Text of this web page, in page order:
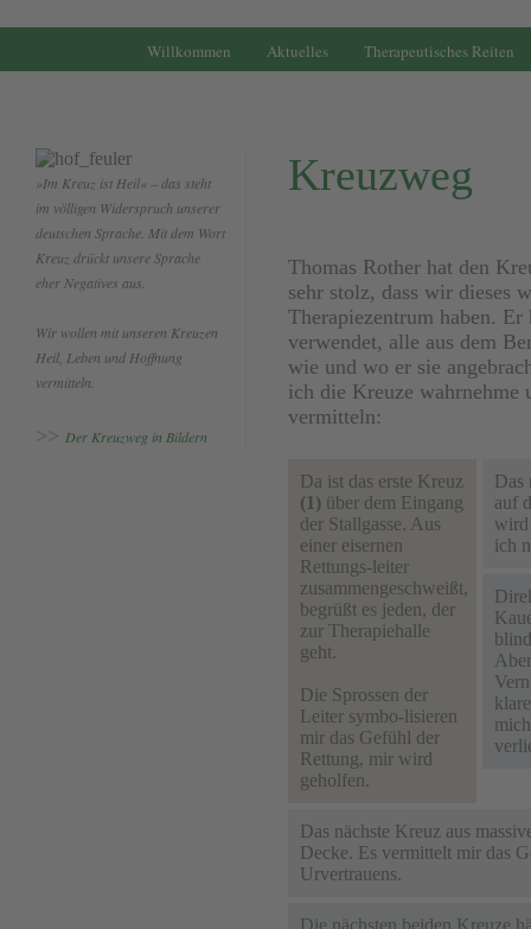
Willkommen Aktuelles Therapeutisches Reiten
»Im Kreuz ist Heil« – das steht
im völligen Widerspruch unserer
deutschen Sprache. Mit dem Wort
Kreuz drückt unsere Sprache
eher Negatives aus.
Wir wollen mit unseren Kreuzen
Heil, Leben und Hoffnung
vermitteln.
>> Der Kreuzweg in Bildern
Kreuzweg
Thomas Rother hat den
sehr stolz, dass wir dieses
Therapiezentrum haben.
verwendet, alle aus dem
wie und wo er sie
ich die Kreuze wahrnehme
vermitteln:
Da ist das erste Kreuz
(1) über dem Eingang
der Stallgasse. Aus
einer eisernen
Rettungs-leiter
zusammengeschweißt,
begrüßt es jeden, der
zur Therapiehalle
geht.
Die Sprossen der
Leiter symbo-lisieren
mir das Gefühl der
Rettung, mir wird
geholfen.
Das
auf
wird
ich
Das nächste Kreuz aus
Decke. Es vermittelt mir das
Urvertrauens.
Die nächsten beiden Kreuze